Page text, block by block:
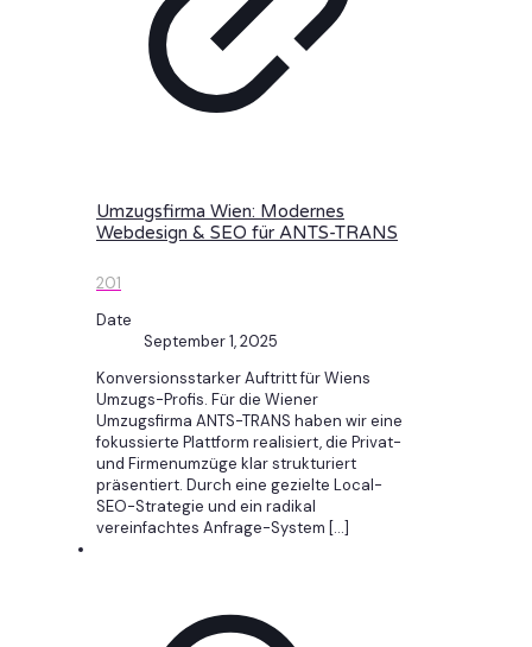
Umzugsfirma Wien: Modernes
Webdesign & SEO für ANTS-TRANS
201
Date
September 1, 2025
Konversionsstarker Auftritt für Wiens
Umzugs-Profis. Für die Wiener
Umzugsfirma ANTS-TRANS haben wir eine
fokussierte Plattform realisiert, die Privat-
und Firmenumzüge klar strukturiert
präsentiert. Durch eine gezielte Local-
SEO-Strategie und ein radikal
vereinfachtes Anfrage-System […]